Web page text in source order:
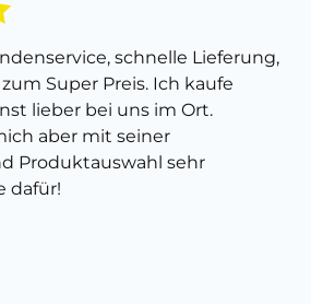
schnelle Lieferung,
Super Preis. Ich kaufe
lieber bei uns im Ort.
aber mit seiner
Produktauswahl sehr
dafür!